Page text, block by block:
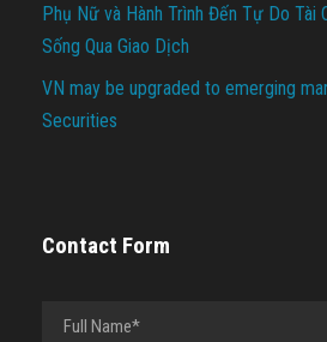
Phụ Nữ và Hành Trình Đến Tự Do Tài
Sống Qua Giao Dịch
VN may be upgraded to emerging
Securities
Contact Form